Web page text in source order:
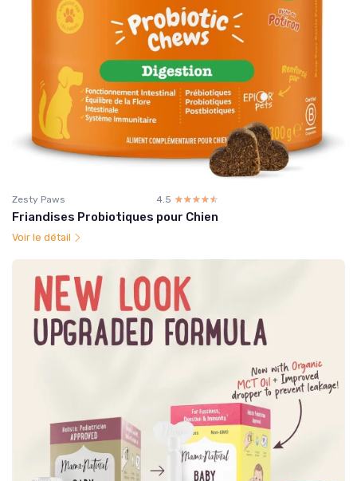
Zesty Paws 4.5 ☆☆☆☆☆
★★★★★
Friandises Probiotiques pour Chien
Voir le détail